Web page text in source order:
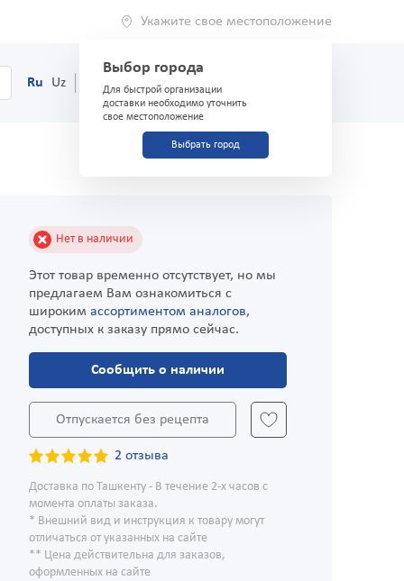
Укажите свое местоположение
Выбор города
Для быстрой организации
доставки необходимо уточнить
свое местоположение
Выбрать город
Ru Uz (71) 200-03-03
Нет в наличии
Этот товар временно отсутствует, но мы
предлагаем Вам ознакомиться с
широким ассортиментом аналогов,
доступных к заказу прямо сейчас.
Сообщить о наличии
Отпускается без рецепта
2 отзыва
Доставка по Ташкенту - В течение 2-х часов с
момента оплаты заказа.
* Внешний вид и инструкция к товару могут
отличаться от указанных на сайте
** Цена действительна для заказов,
оформленных на сайте